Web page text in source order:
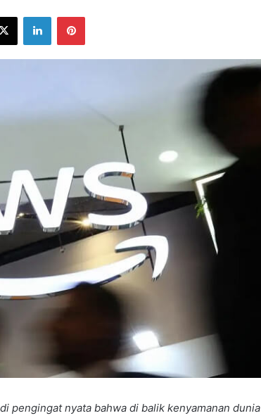
X LinkedInPinterest
pengingat nyata bahwa di balik kenyamanan dunia